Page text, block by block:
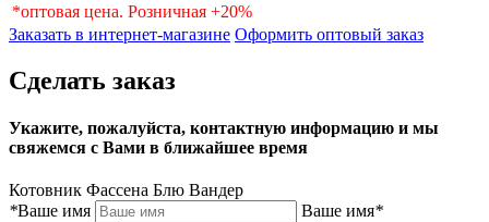
*оптовая цена. Розничная +20%
Заказать в интернет-магазине Оформить оптовый заказ
Сделать заказ
Укажите, пожалуйста, контактную информацию и мы
свяжемся с Вами в ближайшее время
Котовник Фассена Блю Вандер
*Ваше имя Ваше имя*